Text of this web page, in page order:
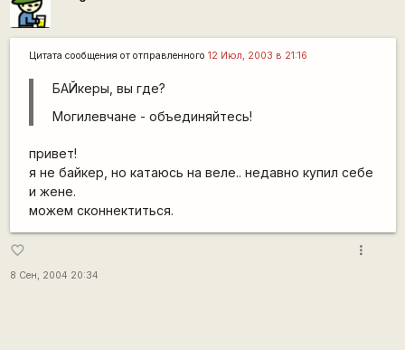
Цитата сообщения от отправленного 12 Июл, 2003 в 21:16
БАЙкеры, вы где?
Могилевчане - объединяйтесь!
привет!
я не байкер, но катаюсь на веле.. недавно купил себе
и жене.
можем сконнектиться.
favorite_border
8 Сен, 2004 20:34
more_vert